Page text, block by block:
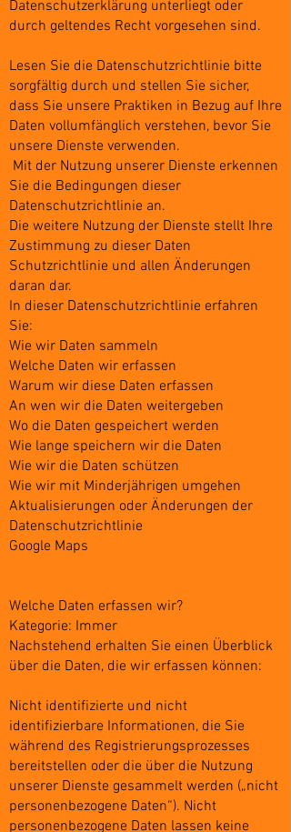
Datenschutzerklärung unterliegt oder
durch geltendes Recht vorgesehen sind.
Lesen Sie die Datenschutzrichtlinie bitte
sorgfältig durch und stellen Sie sicher,
dass Sie unsere Praktiken in Bezug auf Ihre
Daten vollumfänglich verstehen, bevor Sie
unsere Dienste verwenden.
Mit der Nutzung unserer Dienste erkennen
Sie die Bedingungen dieser
Datenschutzrichtlinie an.
Die weitere Nutzung der Dienste stellt Ihre
Zustimmung zu dieser Daten
Schutzrichtlinie und allen Änderungen
daran dar.
In dieser Datenschutzrichtlinie erfahren
Sie:
Wie wir Daten sammeln
Welche Daten wir erfassen
Warum wir diese Daten erfassen
An wen wir die Daten weitergeben
Wo die Daten gespeichert werden
Wie lange speichern wir die Daten
Wie wir die Daten schützen
Wie wir mit Minderjährigen umgehen
Aktualisierungen oder Änderungen der
Datenschutzrichtlinie
Google Maps
Welche Daten erfassen wir?
Kategorie: Immer
Nachstehend erhalten Sie einen Überblick
über die Daten, die wir erfassen können:
Nicht identifizierte und nicht
identifizierbare Informationen, die Sie
während des Registrierungsprozesses
bereitstellen oder die über die Nutzung
unserer Dienste gesammelt werden („nicht
personenbezogene Daten“). Nicht
personenbezogene Daten lassen keine